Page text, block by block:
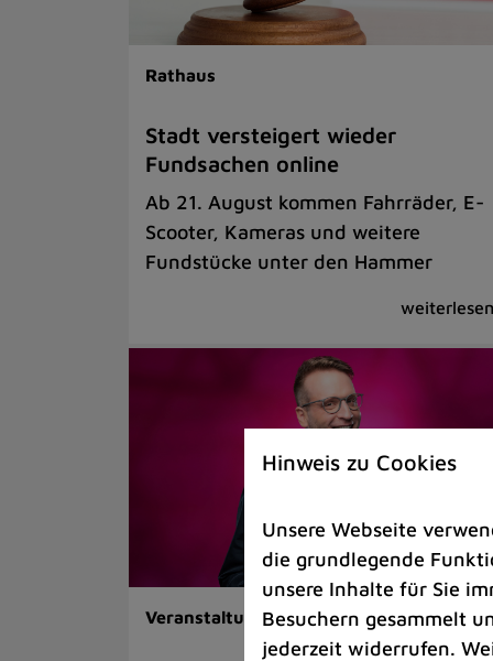
Rathaus
Stadt versteigert wieder
Fundsachen online
Ab 21. August kommen Fahrräder, E-
Scooter, Kameras und weitere
Fundstücke unter den Hammer
Veranstaltungen | Kunst & Kultur
Hinweis zu Cookies
Unsere Webseite
die grundlegende
unsere Inhalte für Sie
Besuchern gesammelt
jederzeit widerrufen.